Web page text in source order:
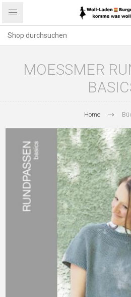
MOESSMER
Home